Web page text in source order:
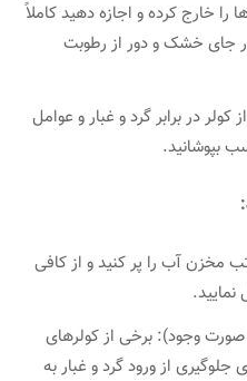
خارج کرده و اجازه دهید کاملاً
خشک و دور از رطوبت
در برابر گرد و غبار و عوامل
بپوشانید.
مخزن آب را پر کنید و از کافی
صورت وجود): برخی از کولرهای
جلوگیری از ورود گرد و غبار به